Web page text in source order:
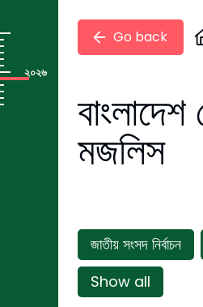
২০২৬
মজলিস
Go back
জাতীয় সংসদ নির্বাচন
Show all